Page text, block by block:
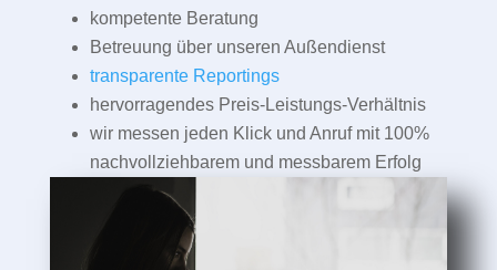
kompetente Beratung
Betreuung über unseren Außendienst
transparente Reportings
hervorragendes Preis-Leistungs-Verhältnis
wir messen jeden Klick und Anruf mit 100%
nachvollziehbarem und messbarem Erfolg